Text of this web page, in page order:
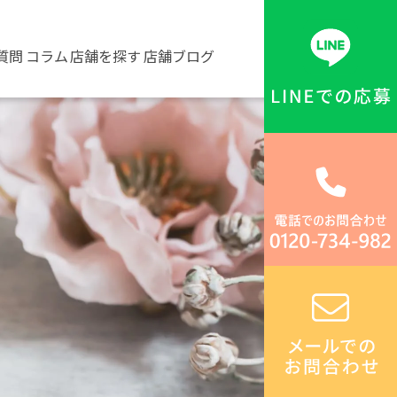
問 コラム店舗を探す 店舗ブログ